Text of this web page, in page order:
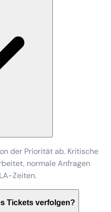
der Priorität ab. Kritische
normale Anfragen
Zeiten.
Tickets verfolgen?